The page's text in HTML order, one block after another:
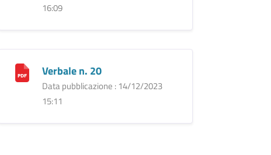
16:09
Verbale n. 20
Data pubblicazione : 14/12/2023
15:11